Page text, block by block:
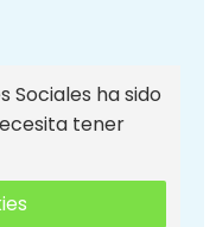
Sociales ha sido
tener